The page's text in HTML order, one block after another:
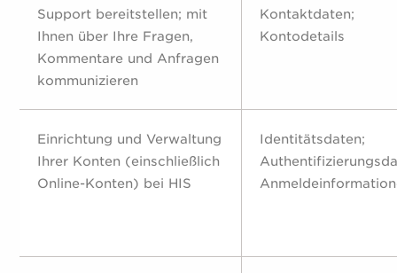
Support bereitstellen; mit
Ihnen über Ihre Fragen,
Kommentare und Anfragen
kommunizieren
Kontaktdaten;
Kontodetails
Einrichtung und Verwaltung
Ihrer Konten (einschließlich
Online-Konten) bei HIS
Identitätsdaten;